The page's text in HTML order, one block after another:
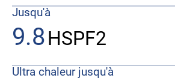
Jusqu'à
9.8HSPF2
Ultra chaleur jusqu'à